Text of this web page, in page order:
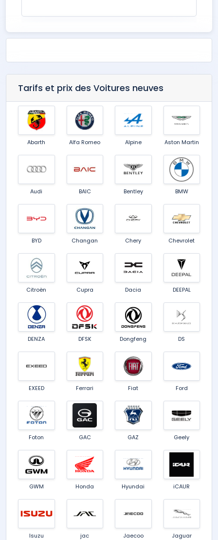
Tarifs et prix des Voitures neuves
Abarth Alfa Romeo Alpine Aston Martin
Audi BAIC Bentley BMW
BYD Changan Chery Chevrolet
Citroën Cupra Dacia DEEPAL
DENZA DFSK Dongfeng DS
EXEED Ferrari Fiat Ford
Foton GAC GAZ Geely
GWM Honda Hyundai iCAUR
Isuzu jac Jaecoo Jaguar